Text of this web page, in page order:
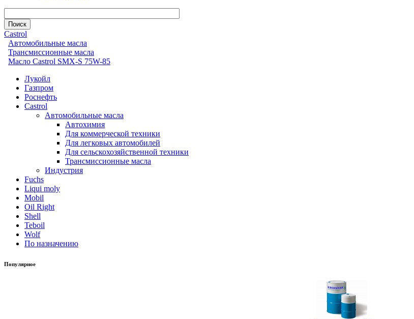
Castrol
Автомобильные масла
Трансмиссионные масла
Масло Castrol SМХ-S 75W-85
Лукойл
Газпром
Роснефть
Castrol
Автомобильные масла
Автохимия
Для коммерческой техники
Для легковых автомобилей
Для сельскохозяйственной техники
Трансмиссионные масла
Индустрия
Fuchs
Liqui moly
Mobil
Oil Right
Shell
Teboil
Wolf
По назначению
Популярное